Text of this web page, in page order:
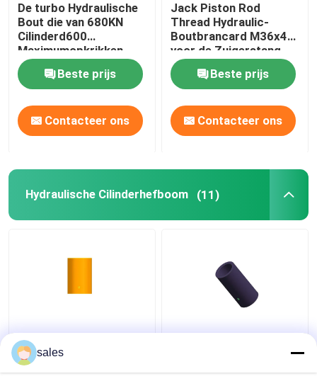
De turbo Hydraulische
Bout die van 680KN
Cilinderd600
Maximumopkrikken
spannen
Beste prijs
Contacteer ons
Jack Piston Rod
Thread Hydraulic-
Boutbrancard M36x4
voor de Zuigerstang
van S80mec
Beste prijs
Contacteer ons
Hydraulische Cilinderhefboom (11)
Enige van de de
Cilinderhefboom RAC
van het
sales